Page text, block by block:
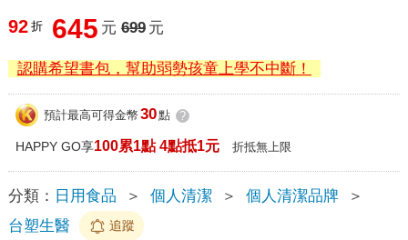
92 折 645 元 699 元
認購希望書包，幫助弱勢孩童上學不中斷！
預計最高可得金幣 30點 ?
HAPPY GO享100累1點 4點抵1元 折抵無上限
分類： 日用食品 ＞ 個人清潔 ＞ 個人清潔品牌
＞
台塑生醫
追蹤